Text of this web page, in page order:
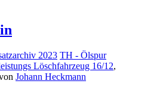
2023 TH - Ölspur
Löschfahrzeug 16/12,
Johann Heckmann